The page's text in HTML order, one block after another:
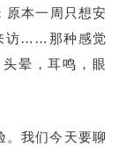
原本一周只想安
访……那种感觉
晕，耳鸣，眼
。我们今天要聊